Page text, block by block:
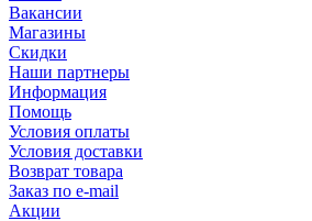
Вакансии
Магазины
Скидки
Наши партнеры
Информация
Помощь
Условия оплаты
Условия доставки
Возврат товара
Заказ по e-mail
Акции